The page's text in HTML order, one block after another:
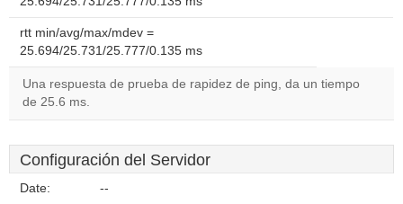
rtt min/avg/max/mdev =
25.694/25.731/25.777/0.135 ms
Una respuesta de prueba de rapidez de ping, da un tiempo
de 25.6 ms.
Configuración del Servidor
Date: --